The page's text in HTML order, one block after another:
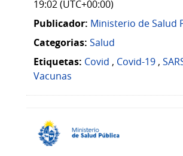
19:02 (UTC+00:00)
Publicador: Ministerio de Salud
Categorias: Salud
Etiquetas: Covid , Covid-19,
Vacunas